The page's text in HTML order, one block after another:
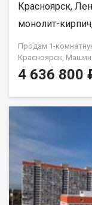
Красноярск,
монолит-
Продам 1-
Красноярск,
НЕ ОТ
4 636 800